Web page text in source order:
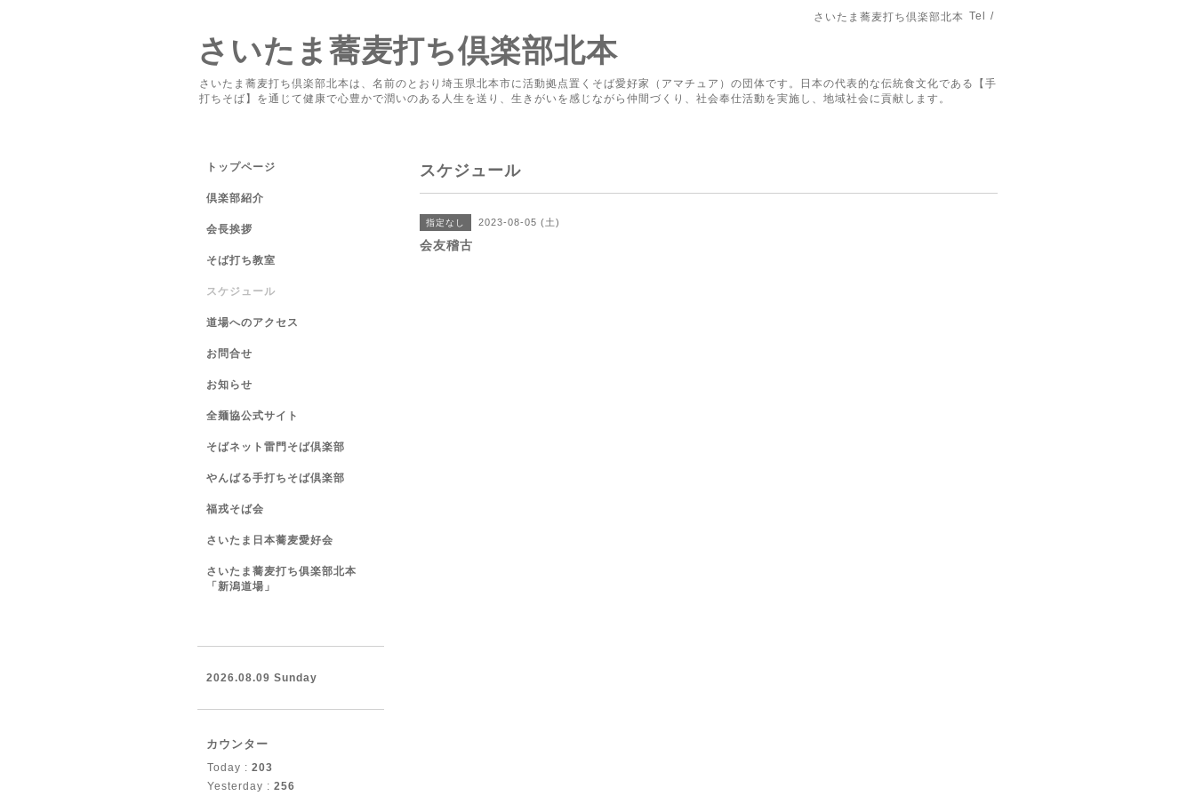
さいたま蕎麦打ち倶楽部北本 Tel /
さいたま蕎麦打ち倶楽部北本
さいたま蕎麦打ち倶楽部北本は、名前のとおり埼玉県北本市に活動拠点置くそば愛好家（アマチュア）の団体です。日本の代表的な伝統食文化である【手
打ちそば】を通じて健康で心豊かで潤いのある人生を送り、生きがいを感じながら仲間づくり、社会奉仕活動を実施し、地域社会に貢献します。
スケジュール
指定なし 2023-08-05 (土)
会友稽古
トップページ
倶楽部紹介
会長挨拶
そば打ち教室
スケジュール
道場へのアクセス
お問合せ
お知らせ
全麺協公式サイト
そばネット雷門そば倶楽部
やんばる手打ちそば倶楽部
福戎そば会
さいたま日本蕎麦愛好会
さいたま蕎麦打ち俱楽部北本
「新潟道場」
2026.08.09 Sunday
カウンター
Today : 203
Yesterday : 256